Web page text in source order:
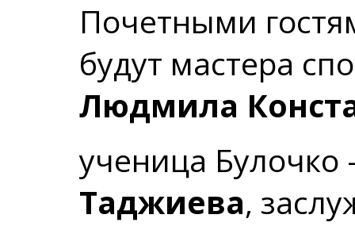
Почетными
будут мастера
Людмила
ученица Булочко
Таджиева,